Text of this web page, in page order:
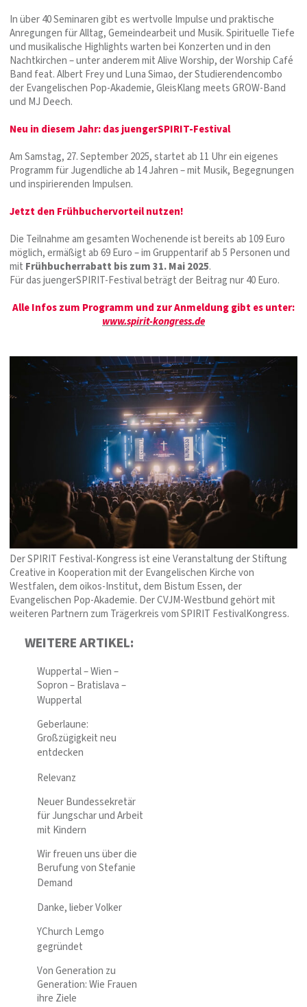
In über 40 Seminaren gibt es wertvolle Impulse und praktische
Anregungen für Alltag, Gemeindearbeit und Musik. Spirituelle Tiefe
und musikalische Highlights warten bei Konzerten und in den
Nachtkirchen – unter anderem mit Alive Worship, der Worship Café
Band feat. Albert Frey und Luna Simao, der Studierendencombo
der Evangelischen Pop-Akademie, GleisKlang meets GROW-Band
und MJ Deech.
Neu in diesem Jahr: das juengerSPIRIT-Festival
Am Samstag, 27. September 2025, startet ab 11 Uhr ein eigenes
Programm für Jugendliche ab 14 Jahren – mit Musik, Begegnungen
und inspirierenden Impulsen.
Jetzt den Frühbuchervorteil nutzen!
Die Teilnahme am gesamten Wochenende ist bereits ab 109 Euro
möglich, ermäßigt ab 69 Euro – im Gruppentarif ab 5 Personen und
mit Frühbucherrabatt bis zum 31. Mai 2025.
Für das juengerSPIRIT-Festival beträgt der Beitrag nur 40 Euro.
Alle Infos zum Programm und zur Anmeldung gibt es unter:
www.spirit-kongress.de
Der SPIRIT Festival-Kongress ist eine Veranstaltung der Stiftung
Creative in Kooperation mit der Evangelischen Kirche von
Westfalen, dem oikos-Institut, dem Bistum Essen, der
Evangelischen Pop-Akademie. Der CVJM-Westbund gehört mit
weiteren Partnern zum Trägerkreis vom SPIRIT FestivalKongress.
WEITERE ARTIKEL:
Wuppertal – Wien –
Sopron – Bratislava –
Wuppertal
Geberlaune:
Großzügigkeit neu
entdecken
Relevanz
Neuer Bundessekretär
für Jungschar und Arbeit
mit Kindern
Wir freuen uns über die
Berufung von Stefanie
Demand
Danke, lieber Volker
YChurch Lemgo
gegründet
Von Generation zu
Generation: Wie Frauen
ihre Ziele